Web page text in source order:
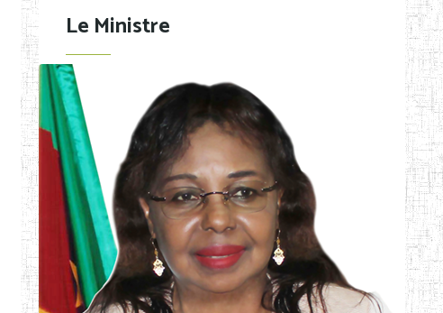
Demande de subvention
Le Ministre